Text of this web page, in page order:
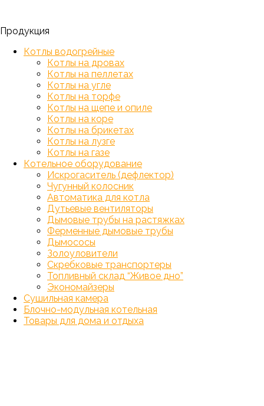
Продукция
Котлы водогрейные
Котлы на дровах
Котлы на пеллетах
Котлы на угле
Котлы на торфе
Котлы на щепе и опиле
Котлы на коре
Котлы на брикетах
Котлы на лузге
Котлы на газе
Котельное оборудование
Искрогаситель (дефлектор)
Чугунный колосник
Автоматика для котла
Дутьевые вентиляторы
Дымовые трубы на растяжках
Ферменные дымовые трубы
Дымососы
Золоуловители
Скребковые транспортеры
Топливный склад “Живое дно”
Экономайзеры
Сушильная камера
Блочно-модульная котельная
Товары для дома и отдыха